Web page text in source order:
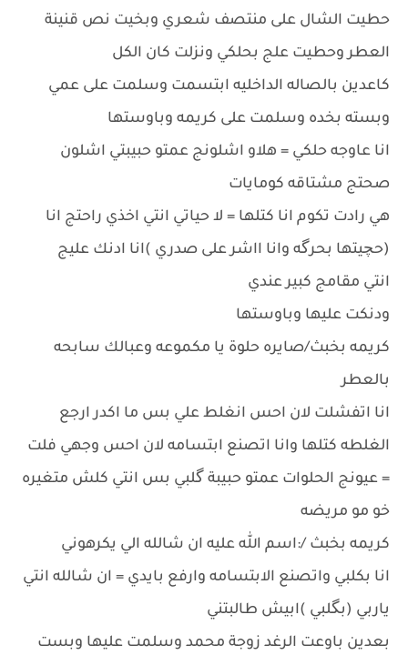
حطيت الشال على منتصف شعري وبخيت نص قنينة
العطر وحطيت علج بحلكي ونزلت كان الكل
كاعدين بالصاله الداخليه ابتسمت وسلمت على عمي
وبسته بخده وسلمت على كريمه وباوستها
انا عاوجه حلكي = هلاو اشلونج عمتو حبيبتي اشلون
صحتج مشتاقه كومايات
هي رادت تكوم انا كتلها = لا حياتي انتي اخذي راحتج انا
(حچيتها بحرگه وانا ااشر على صدري )انا ادنك عليج
انتي مقامج كبير عندي
ودنكت عليها وباوستها
كريمه بخبث/صايره حلوة يا مكموعه وعبالك سابحه
بالعطر
انا اتفشلت لان احس انغلط علي بس ما اكدر ارجع
الغلطه كتلها وانا اتصنع ابتسامه لان احس وجهي فلت
= عيونج الحلوات عمتو حبيبة گلبي بس انتي كلش متغيره
خو مو مريضه
كريمه بخبث /:اسم الله عليه ان شالله الي يكرهوني
انا بكلبي واتصنع الابتسامه وارفع بايدي = ان شالله انتي
ياربي (بگلبي )ابيش طالبتني
بعدين باوعت الرغد زوجة محمد وسلمت عليها وبست